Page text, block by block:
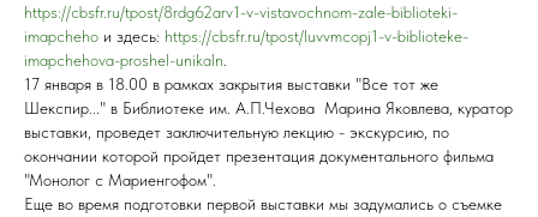
https://cbsfr.ru/tpost/8rdg62arv1-v-vistavochnom-zale-biblioteki-
imapcheho и здесь: https://cbsfr.ru/tpost/luvvmcopj1-v-biblioteke-
imapchehova-proshel-unikaln
17 января в 18.00 в рамках закрытия выставки "Все тот же
Шекспир..." в Библиотеке им. А.П.Чехова Марина Яковлева, куратор
выставки, проведет заключительную лекцию - экскурсию, по
окончании которой пройдет презентация документального фильма
"Монолог с Мариенгофом".
Еще во время подготовки первой выставки мы задумались о съемке